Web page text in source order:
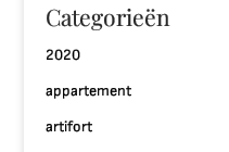
Categorieën
2020
appartement
artifort